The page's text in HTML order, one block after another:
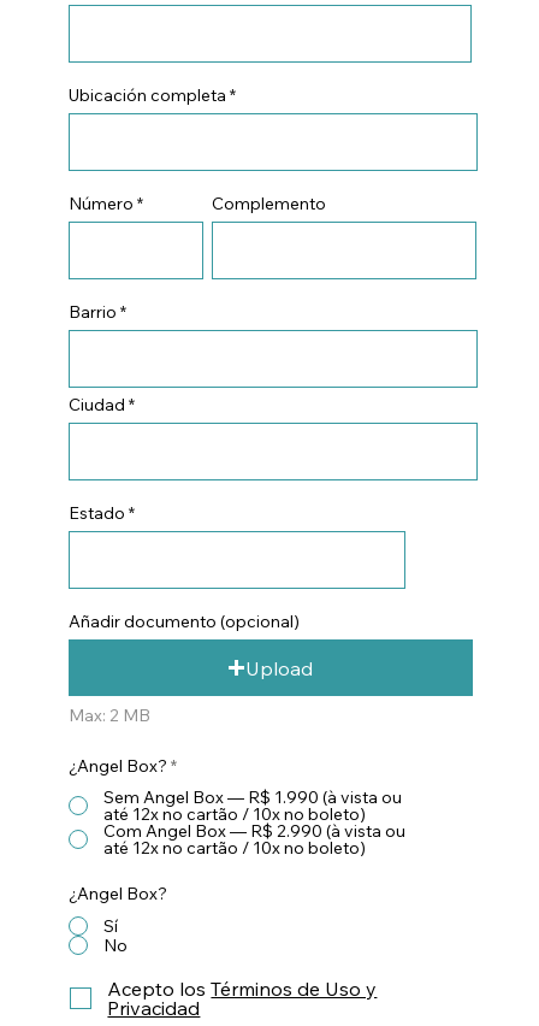
Ubicación completa
Número Complemento
Barrio
Ciudad
Estado
Añadir documento (opcional)
Upload
Max: 2 MB
¿Angel Box? *
Sem Angel Box — R$ 1.990 (à vista ou
até 12x no cartão / 10x no boleto)
Com Angel Box — R$ 2.990 (à vista ou
até 12x no cartão / 10x no boleto)
¿Angel Box?
Sí
No
Acepto los Términos de Uso y
Privacidad